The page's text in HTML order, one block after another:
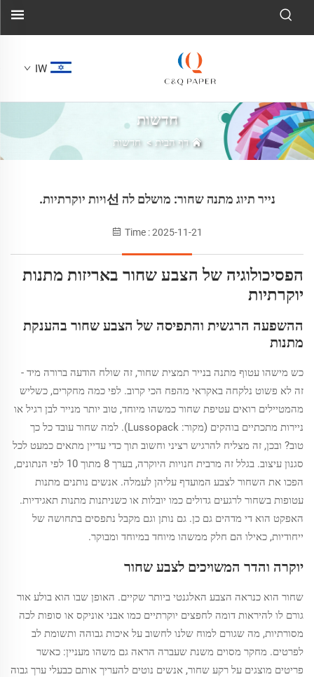
IW
חדשות
דף הבית >חדשות
נייר תיוג מתנה שחור: מושלם לה 선ויות יוקרתיות.
Time : 2025-11-21
הפסיכולוגיה של הצבע שחור באריזות מתנות
יוקרתיות
ההשפעה הרגשית והתפיסה של הצבע שחור בהענקת
מתנות
כש מישהו עטוף מתנה בנייר תמצית שחור, זה שולח הודעה ברורה מיד -
זה לא פשוט נלקחה באקראי מהפח הכי קרוב. לפי כמה מחקרים, כשליש
מהמטיילים רואים עטיפת שחור כמשהו מיוחד, טוב יותר מנייר לבן רגיל או
ניירות מתכתיים בוהקים (מקור: Lussopack). למה שחור עובד כל כך
טוב? ובכן, זה מצליח להרגיש רציני וחשוב תוך כדי עדיין מתאים כמעט לכל
סגנון עיצוב. בגלל זה מרבית חנויות היוקרה, בערך 8 מתוך 10 לפי הנתונים,
הפכו את השחור לצבע המועדף עליהן לעמלה. אנשים נותנים מתנות
עטופות בשחור לרגעים גדולים כמו יובלות או כשניתנות מתנות תאגידיות.
האפקט הוא די מדהים גם כן. גם נותן וגם מקבל נתפסים בתחושה של
ייחודיות, כאילו הם חלק ממשהו מיוחד במיוחד ומבוקר.
יוקרה והדר המשויכים לצבע שחור
שחור הוא כנראה הצבע האלגנטי ביותר שקיים. האופן שבו הוא בולע אור
גורם לו להיראות דומה לחפצים יוקרתיים כמו אבני אוניקס או סופות לכה
מסורתיות, מה שגורם למוח שלנו לחשוב על איכות גבוהה ותשומת לב
לפרטים. מחקר מסוים משנת שעברה הראה גם משהו מעניין: כאשר
פריטים מוצגים על רקע שחור, אנשים נוטים להעריך אותם כבעלי ערך גבוה